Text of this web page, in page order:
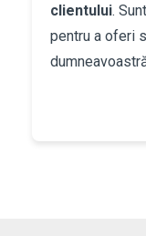
clientului.
pentru a oferi